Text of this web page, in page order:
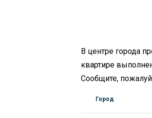
В центре города
квартире
Сообщите,
Город